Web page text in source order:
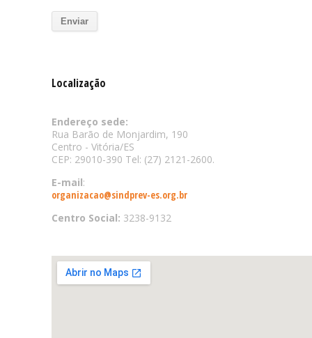
Localização
Endereço sede:
Rua Barão de Monjardim, 190
Centro - Vitória/ES
CEP: 29010-390 Tel: (27) 2121-2600.
E-mail:
organizacao@sindprev-es.org.br
Centro Social: 3238-9132